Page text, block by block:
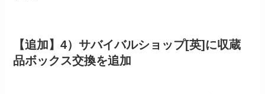
【追加】4）サバイバルショップ[英]に収蔵
品ボックス交換を追加